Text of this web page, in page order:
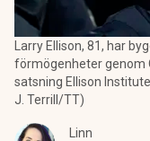
Larry Ellison, 81, har
förmögenheter genom
satsning Ellison
J. Terrill/TT)
Linn